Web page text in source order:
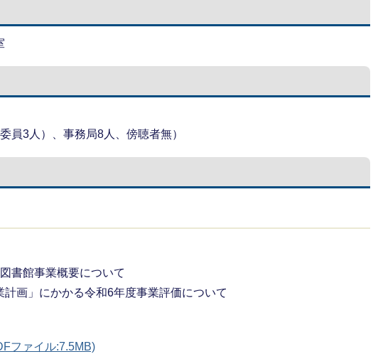
員3人）、事務局8人、傍聴者無）
書館事業概要について
計画」にかかる令和6年度事業評価について
ファイル:7.5MB)